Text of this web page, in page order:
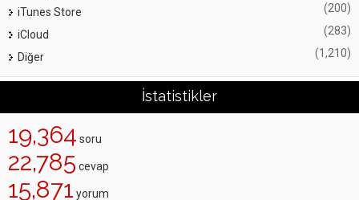
iTunes Store (200)
iCloud (283)
Diğer (1,210)
İstatistikler
19,364 soru
22,785 cevap
15,871 yorum